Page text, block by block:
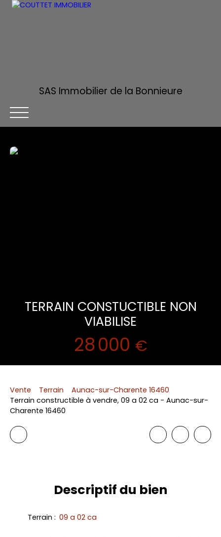
SAS Immobilier de la Bonnieure
TERRAIN CONSTUCTIBLE NON
VIABILISE
28 000 €
Vente Terrain
Aunac-sur-Charente 16460
Terrain constructible à vendre, 09 a 02 ca - Aunac-sur-
Charente 16460
Descriptif du bien
Terrain : 09 a 02 ca